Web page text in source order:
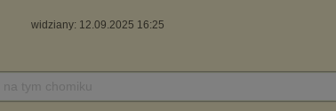
widziany: 12.09.2025 16:25